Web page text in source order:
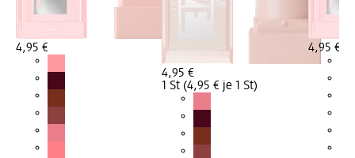
4,95 €
4,95 €
1 St (4,95 € je 1 St)
4,95 €